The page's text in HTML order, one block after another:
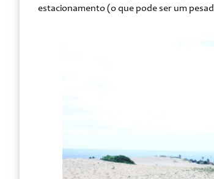
estacionamento (o que pode ser um